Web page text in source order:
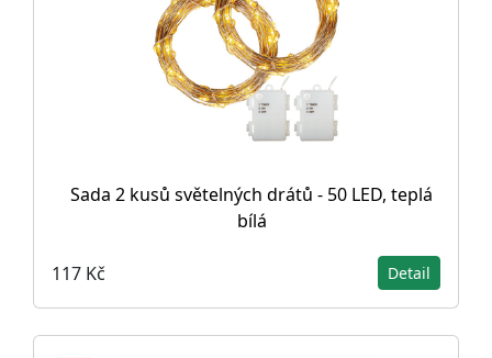
Sada 2 kusů světelných drátů - 50 LED, teplá
bílá
117 Kč Detail